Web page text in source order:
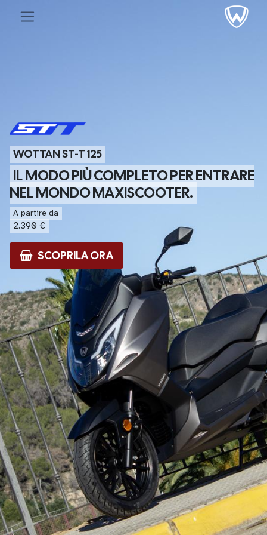
WOTTAN ST-T 125
IL MODO PIÙ COMPLETO PER ENTRARE
NEL MONDO MAXISCOOTER.
A partire da
2.390 €
SCOPRILA ORA